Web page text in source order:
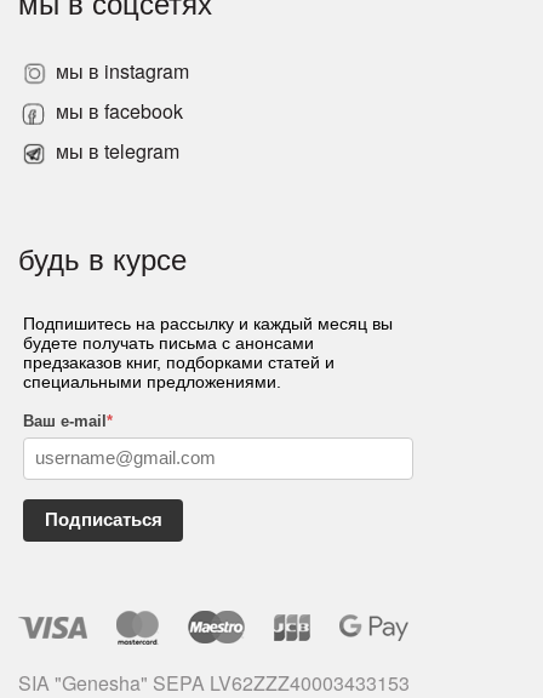
мы в instagram
мы в facebook
мы в telegram
будь в курсе
Подпишитесь на рассылку и каждый месяц вы
будете получать письма с анонсами
предзаказов книг, подборками статей и
специальными предложениями.
Ваш e-mail*
Подписаться
SIA "Genesha" SEPA LV62ZZZ40003433153